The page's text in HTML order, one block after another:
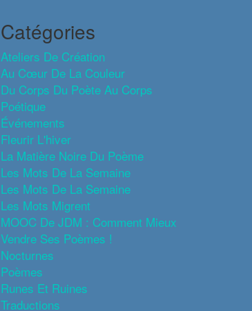
Catégories
Ateliers De Création
Au Cœur De La Couleur
Du Corps Du Poète Au Corps
Poétique
Événements
Fleurir L'hiver
La Matière Noire Du Poème
Les Mots De La Semaine
Les Mots De La Semaine
Les Mots Migrent
MOOC De JDM : Comment Mieux
Vendre Ses Poèmes !
Nocturnes
Poèmes
Runes Et Ruines
Traductions